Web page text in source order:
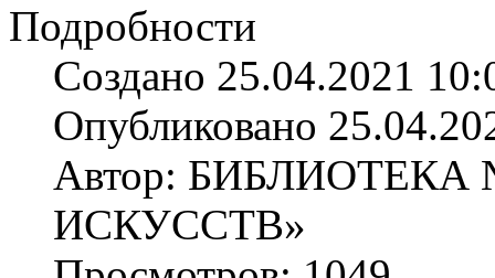
Подробности
Создано 25.04.2021
Опубликовано
Автор:
ИСКУССТВ»